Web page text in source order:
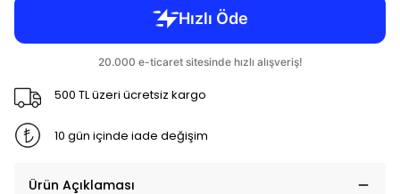
500 TL üzeri ücretsiz kargo
10 gün içinde iade değişim
Ürün Açıklaması